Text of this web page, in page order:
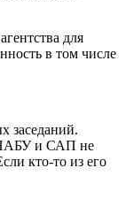
для
в том числе
заседаний.
НАБУ и САП не
кто-то из его